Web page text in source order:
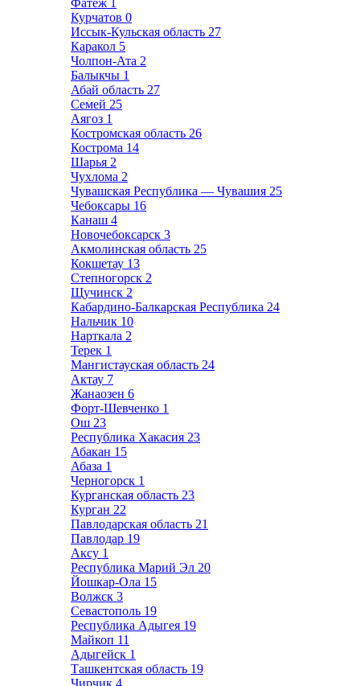
Фатеж 1
Курчатов 0
Иссык-Кульская область 27
Каракол 5
Чолпон-Ата 2
Балыкчы 1
Абай область 27
Семей 25
Аягоз 1
Костромская область 26
Кострома 14
Шарья 2
Чухлома 2
Чувашская Республика — Чувашия 25
Чебоксары 16
Канаш 4
Новочебоксарск 3
Акмолинская область 25
Кокшетау 13
Степногорск 2
Щучинск 2
Кабардино-Балкарская Республика 24
Нальчик 10
Нарткала 2
Терек 1
Мангистауская область 24
Актау 7
Жанаозен 6
Форт-Шевченко 1
Ош 23
Республика Хакасия 23
Абакан 15
Абаза 1
Черногорск 1
Курганская область 23
Курган 22
Павлодарская область 21
Павлодар 19
Аксу 1
Республика Марий Эл 20
Йошкар-Ола 15
Волжск 3
Севастополь 19
Республика Адыгея 19
Майкоп 11
Адыгейск 1
Ташкентская область 19
Чирчик 4